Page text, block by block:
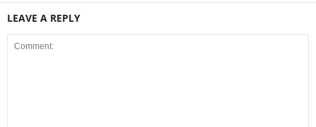
LEAVE A REPLY